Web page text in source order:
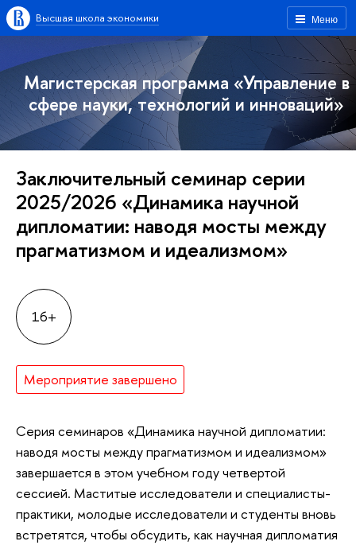
Меню
Высшая школа экономики
Магистерская программа «Управление в
сфере науки, технологий и инноваций»
Заключительный семинар серии
2025/2026 «Динамика научной
дипломатии: наводя мосты между
прагматизмом и идеализмом»
16+
Мероприятие завершено
Серия семинаров «Динамика научной дипломатии:
наводя мосты между прагматизмом и идеализмом»
завершается в этом учебном году четвертой
сессией. Маститые исследователи и специалисты-
практики, молодые исследователи и студенты вновь
встретятся, чтобы обсудить, как научная дипломатия